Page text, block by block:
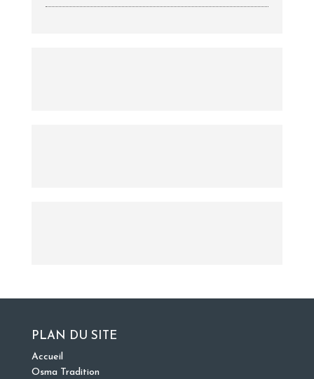
PLAN DU SITE
Accueil
Osma Tradition